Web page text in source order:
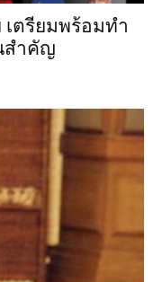
เตรียมพร้อมทำ
สำคัญ